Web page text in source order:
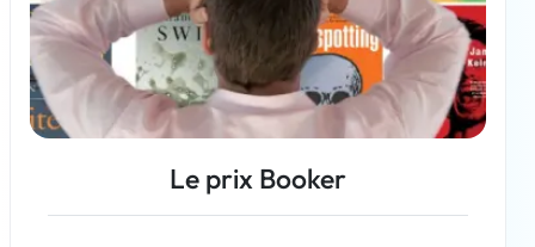
Le prix Booker